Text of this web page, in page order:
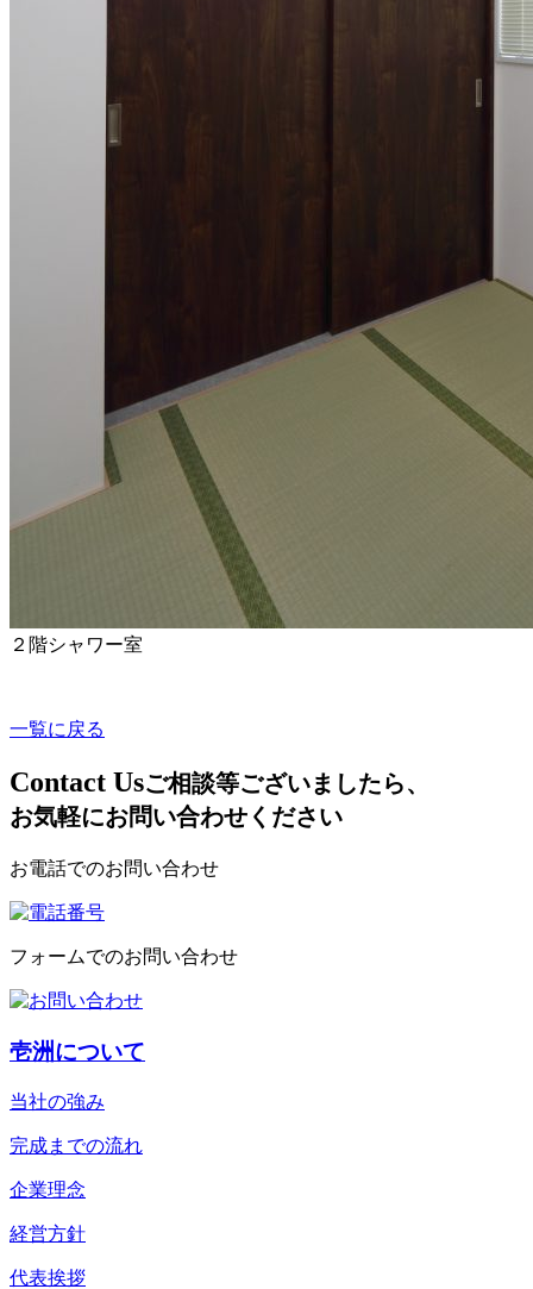
２階シャワー室
一覧に戻る
Contact Usご相談等ございましたら、
お気軽にお問い合わせください
お電話でのお問い合わせ
フォームでのお問い合わせ
壱洲について
当社の強み
完成までの流れ
企業理念
経営方針
代表挨拶